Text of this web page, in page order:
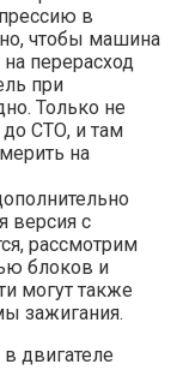
в
чтобы машина
перерасход
при
Только не
до СТО, и там
на
версия с
рассмотрим
блоков и
могут также
зажигания.
двигателе